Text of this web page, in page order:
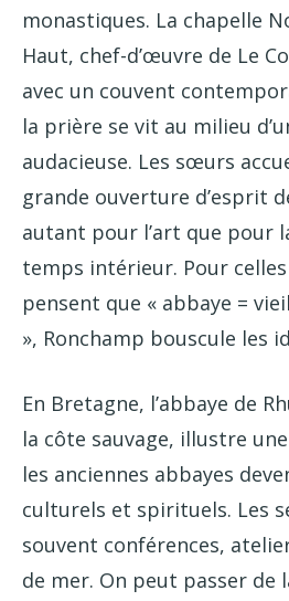
monastiques. La chapelle
Haut, chef-d’œuvre de Le
avec un couvent
la prière se vit au milieu
audacieuse. Les sœurs
grande ouverture d’esprit
autant pour l’art que pour
temps intérieur. Pour
pensent que « abbaye =
», Ronchamp bouscule les
En Bretagne, l’abbaye de
la côte sauvage, illustre
les anciennes abbayes
culturels et spirituels. Les
souvent conférences,
de mer. On peut passer de